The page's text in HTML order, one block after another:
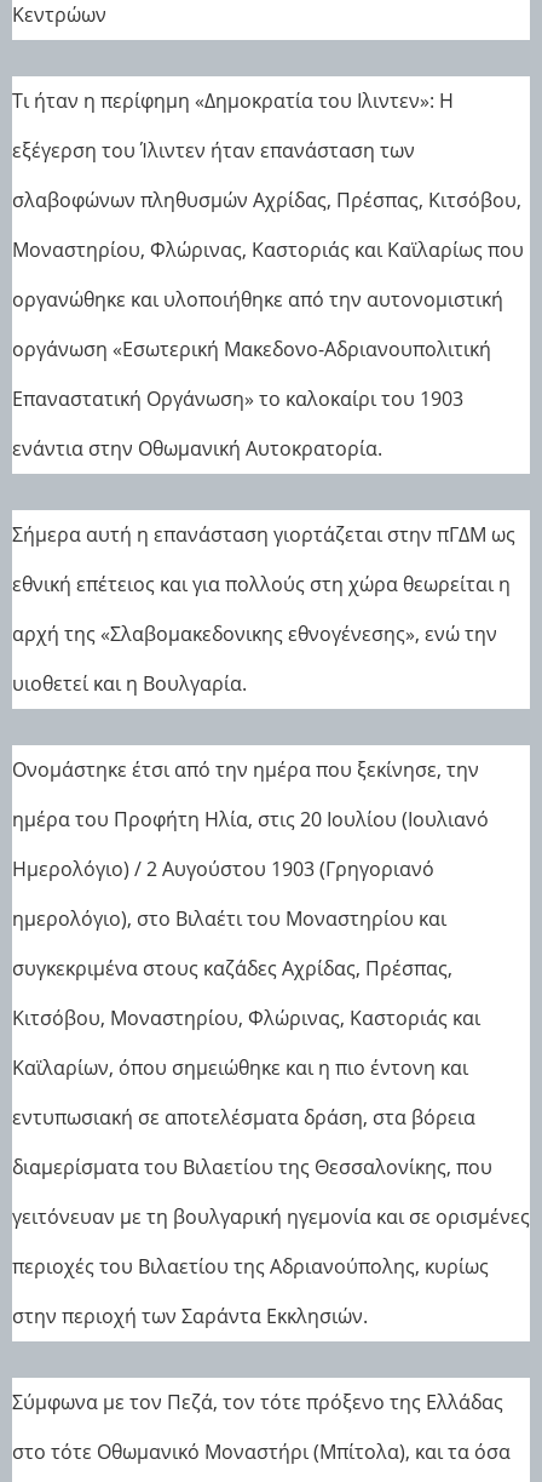
Κεντρώων
Τι ήταν η περίφημη «Δημοκρατία του Ιλιντεν»: Η
εξέγερση του Ίλιντεν ήταν επανάσταση των
σλαβοφώνων πληθυσμών Αχρίδας, Πρέσπας, Κιτσόβου,
Μοναστηρίου, Φλώρινας, Καστοριάς και Καϊλαρίως που
οργανώθηκε και υλοποιήθηκε από την αυτονομιστική
οργάνωση «Εσωτερική Μακεδονο-Αδριανουπολιτική
Επαναστατική Οργάνωση» το καλοκαίρι του 1903
ενάντια στην Οθωμανική Αυτοκρατορία.
Σήμερα αυτή η επανάσταση γιορτάζεται στην πΓΔΜ ως
εθνική επέτειος και για πολλούς στη χώρα θεωρείται η
αρχή της «Σλαβομακεδονικης εθνογένεσης», ενώ την
υιοθετεί και η Βουλγαρία.
Ονομάστηκε έτσι από την ημέρα που ξεκίνησε, την
ημέρα του Προφήτη Ηλία, στις 20 Ιουλίου (Ιουλιανό
Ημερολόγιο) / 2 Αυγούστου 1903 (Γρηγοριανό
ημερολόγιο), στο Βιλαέτι του Μοναστηρίου και
συγκεκριμένα στους καζάδες Αχρίδας, Πρέσπας,
Κιτσόβου, Μοναστηρίου, Φλώρινας, Καστοριάς και
Καϊλαρίων, όπου σημειώθηκε και η πιο έντονη και
εντυπωσιακή σε αποτελέσματα δράση, στα βόρεια
διαμερίσματα του Βιλαετίου της Θεσσαλονίκης, που
γειτόνευαν με τη βουλγαρική ηγεμονία και σε ορισμένες
περιοχές του Βιλαετίου της Αδριανούπολης, κυρίως
στην περιοχή των Σαράντα Εκκλησιών.
Σύμφωνα με τον Πεζά, τον τότε πρόξενο της Ελλάδας
στο τότε Οθωμανικό Μοναστήρι (Μπίτολα), και τα όσα